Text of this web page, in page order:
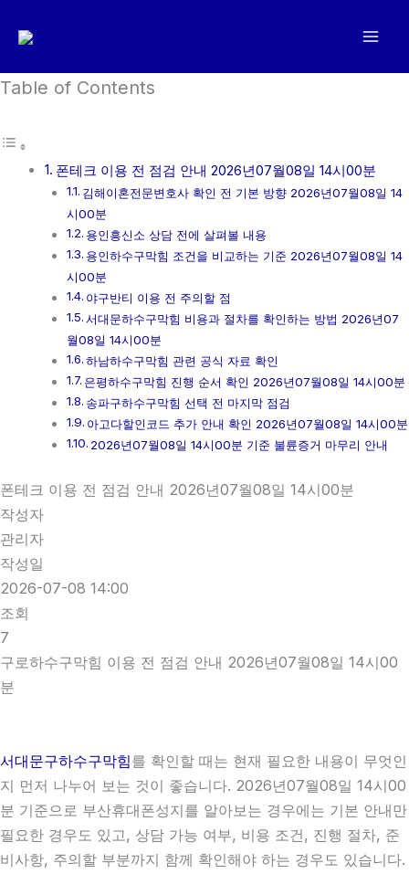
로
너
Table of Contents
폰테크 이용 전 점검 안내 2026년07월08일 14시00분
김해이혼전문변호사 확인 전 기본 방향 2026년07월08일 14
시00분
용인흥신소 상담 전에 살펴볼 내용
용인하수구막힘 조건을 비교하는 기준 2026년07월08일 14
시00분
야구반티 이용 전 주의할 점
서대문하수구막힘 비용과 절차를 확인하는 방법 2026년07
월08일 14시00분
하남하수구막힘 관련 공식 자료 확인
은평하수구막힘 진행 순서 확인 2026년07월08일 14시00분
송파구하수구막힘 선택 전 마지막 점검
아고다할인코드 추가 안내 확인 2026년07월08일 14시00분
2026년07월08일 14시00분 기준 불륜증거 마무리 안내
폰테크 이용 전 점검 안내 2026년07월08일 14시00분
작성자
관리자
작성일
2026-07-08 14:00
조회
7
구로하수구막힘 이용 전 점검 안내 2026년07월08일 14시00
분
서대문구하수구막힘를 확인할 때는 현재 필요한 내용이 무엇인
지 먼저 나누어 보는 것이 좋습니다. 2026년07월08일 14시00
분 기준으로 부산휴대폰성지를 알아보는 경우에는 기본 안내만
필요한 경우도 있고, 상담 가능 여부, 비용 조건, 진행 절차, 준
비사항, 주의할 부분까지 함께 확인해야 하는 경우도 있습니다.